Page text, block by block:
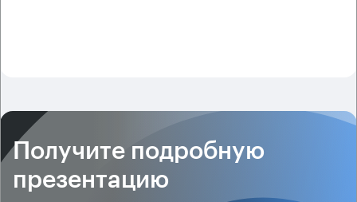
Получите подробную
презентацию